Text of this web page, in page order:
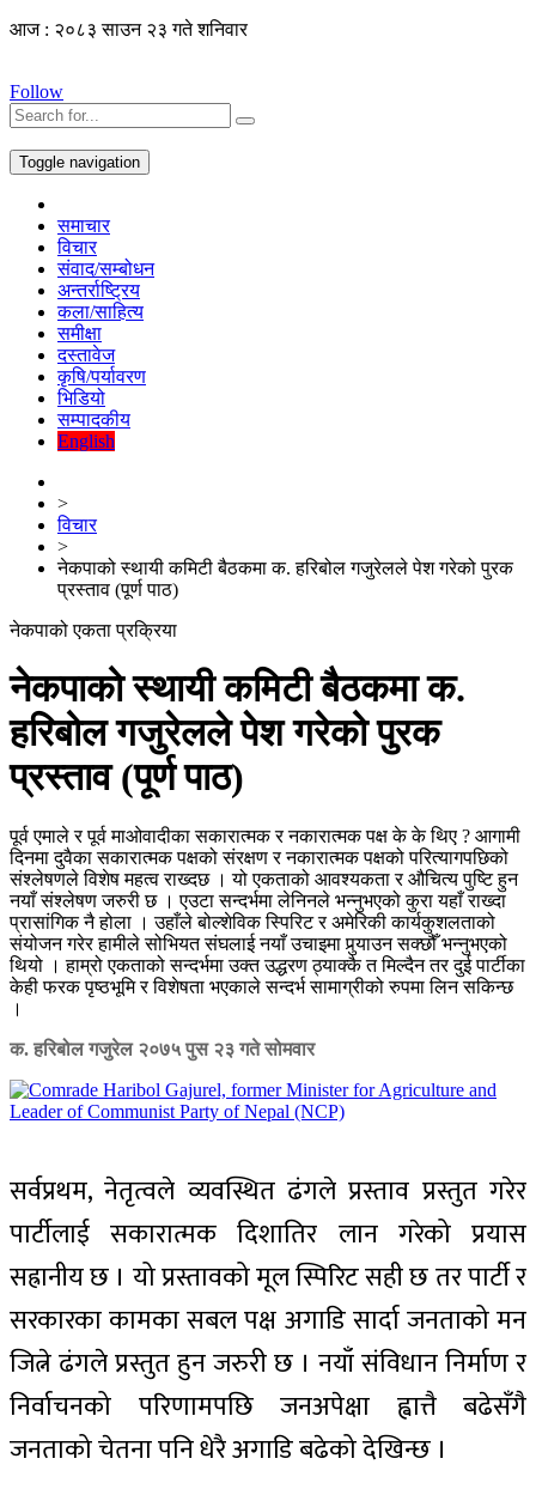
आज : २०८३ साउन २३ गते शनिवार
Follow
Toggle navigation
समाचार
विचार
संवाद/सम्बोधन
अन्तर्राष्ट्रिय
कला/साहित्य
समीक्षा
दस्तावेज
कृषि/पर्यावरण
भिडियो
सम्पादकीय
English
>
विचार
>
नेकपाको स्थायी कमिटी बैठकमा क. हरिबोल गजुरेलले पेश गरेको पुरक
प्रस्ताव (पूर्ण पाठ)
नेकपाको एकता प्रक्रिया
नेकपाको स्थायी कमिटी बैठकमा क.
हरिबोल गजुरेलले पेश गरेको पुरक
प्रस्ताव (पूर्ण पाठ)
पूर्व एमाले र पूर्व माओवादीका सकारात्मक र नकारात्मक पक्ष के के थिए ? आगामी
दिनमा दुवैका सकारात्मक पक्षको संरक्षण र नकारात्मक पक्षको परित्यागपछिको
संश्लेषणले विशेष महत्व राख्दछ । यो एकताको आवश्यकता र औचित्य पुष्टि हुन
नयाँ संश्लेषण जरुरी छ । एउटा सन्दर्भमा लेनिनले भन्नुभएको कुरा यहाँ राख्दा
प्रासांगिक नै होला । उहाँले बोल्शेविक स्पिरिट र अमेरिकी कार्यकुशलताको
संयोजन गरेर हामीले सोभियत संघलाई नयाँ उचाइमा पुर्‍याउन सक्छौँ भन्नुभएको
थियो । हाम्रो एकताको सन्दर्भमा उक्त उद्धरण ठ्याक्कै त मिल्दैन तर दुई पार्टीका
केही फरक पृष्ठभूमि र विशेषता भएकाले सन्दर्भ सामाग्रीको रुपमा लिन सकिन्छ
।
क. हरिबोल गजुरेल २०७५ पुस २३ गते सोमवार
सर्वप्रथम, नेतृत्वले व्यवस्थित ढंगले प्रस्ताव प्रस्तुत गरेर
पार्टीलाई सकारात्मक दिशातिर लान गरेको प्रयास
सह्रानीय छ । यो प्रस्तावको मूल स्पिरिट सही छ तर पार्टी र
सरकारका कामका सबल पक्ष अगाडि सार्दा जनताको मन
जित्ने ढंगले प्रस्तुत हुन जरुरी छ । नयाँ संविधान निर्माण र
निर्वाचनको परिणामपछि जनअपेक्षा ह्वात्तै बढेसँगै
जनताको चेतना पनि धेरै अगाडि बढेको देखिन्छ ।